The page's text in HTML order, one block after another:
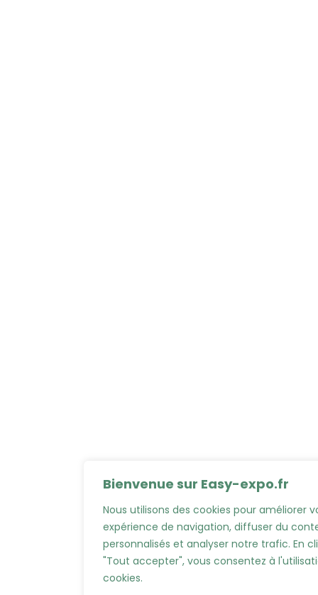
Bienvenue sur Easy-expo.fr
Nous utilisons des cookies pour améliorer
expérience de navigation, diffuser du
personnalisés et analyser notre trafic. En
"Tout accepter", vous consentez à
cookies.